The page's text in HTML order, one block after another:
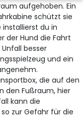
aufgehoben. Ein
schützt sie
du in
der Hund die Fahrt
besser
und ein
die auf den
den Fußraum, hier
kann die
zur Gefahr für die